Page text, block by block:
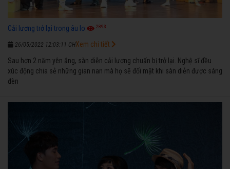
Cải lương trở lại trong âu lo 2893
26/05/2022 12:03:11 CH
Sau hơn 2 năm yên ắng, sàn diễn cải lương chuẩn bị trở lại. Nghệ sĩ đều
xúc động chia sẻ những gian nan mà họ sẽ đối mặt khi sàn diễn được sáng
đèn
Xem chi tiết